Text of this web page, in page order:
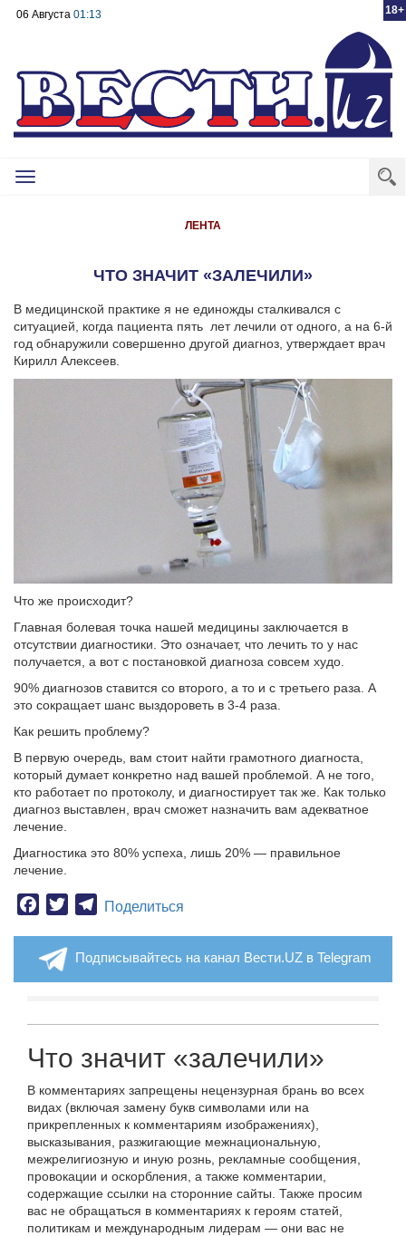
18+
06 Августа 01:13
Toggle
ЛЕНТА
ЧТО ЗНАЧИТ «ЗАЛЕЧИЛИ»
В медицинской практике я не единожды сталкивался с
ситуацией, когда пациента пять лет лечили от одного, а на 6-й
год обнаружили совершенно другой диагноз, утверждает врач
Кирилл Алексеев.
Что же происходит?
Главная болевая точка нашей медицины заключается в
отсутствии диагностики. Это означает, что лечить то у нас
получается, а вот с постановкой диагноза совсем худо.
90% диагнозов ставится со второго, а то и с третьего раза. А
это сокращает шанс выздороветь в 3-4 раза.
Как решить проблему?
В первую очередь, вам стоит найти грамотного диагноста,
который думает конкретно над вашей проблемой. А не того,
кто работает по протоколу, и диагностирует так же. Как только
диагноз выставлен, врач сможет назначить вам адекватное
лечение.
Диагностика это 80% успеха, лишь 20% — правильное
лечение.
Facebook
TwitterTelegram
Поделиться
Подписывайтесь на канал Вести.UZ в Telegram
Что значит «залечили»
В комментариях запрещены нецензурная брань во всех
видах (включая замену букв символами или на
прикрепленных к комментариям изображениях),
высказывания, разжигающие межнациональную,
межрелигиозную и иную рознь, рекламные сообщения,
провокации и оскорбления, а также комментарии,
содержащие ссылки на сторонние сайты. Также просим
вас не обращаться в комментариях к героям статей,
политикам и международным лидерам — они вас не